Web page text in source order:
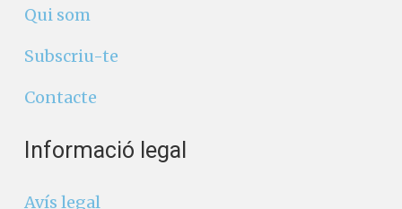
Qui som
Subscriu-te
Contacte
Informació legal
Avís legal